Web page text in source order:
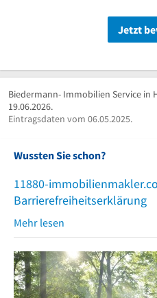
Jetzt
Biedermann- Immobilien Service in
19.06.2026.
Eintragsdaten vom 06.05.2025.
Wussten Sie schon?
11880-
Barrierefreiheitserklärung
Mehr lesen